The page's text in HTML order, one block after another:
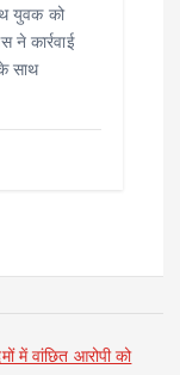
युवक को
ने कार्रवाई
साथ
में वांछित आरोपी को